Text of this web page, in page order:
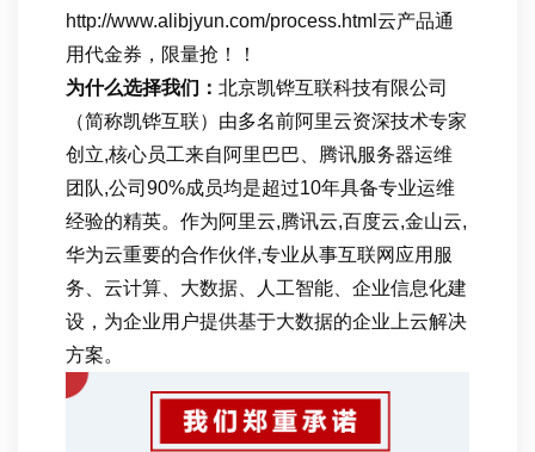
http://www.alibjyun.com/process.html云产品通
用代金券，限量抢！！
为什么选择我们： 北京凯铧互联科技有限公司
（简称凯铧互联）由多名前阿里云资深技术专家
创立,核心员工来自阿里巴巴、腾讯服务器运维
团队,公司90%成员均是超过10年具备专业运维
经验的精英。作为阿里云,腾讯云,百度云,金山云,
华为云重要的合作伙伴,专业从事互联网应用服
务、云计算、大数据、人工智能、企业信息化建
设，为企业用户提供基于大数据的企业上云解决
方案。